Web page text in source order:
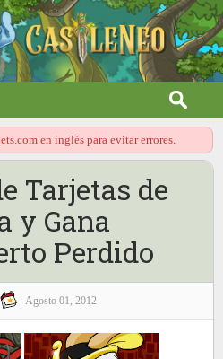
en inglés para evitar errores.
Tarjetas de
y Gana
Perdido
Agosto 01, 2012